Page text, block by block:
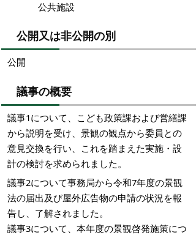
公共施設
公開又は非公開の別
公開
議事の概要
議事1について、こども政策課および営繕課
から説明を受け、景観の観点から委員との
意見交換を行い、これを踏まえた実施・設
計の検討を求められました。
議事2について事務局から令和7年度の景観
法の届出及び屋外広告物の申請の状況を報
告し、了解されました。
議事3について、本年度の景観啓発施策につ